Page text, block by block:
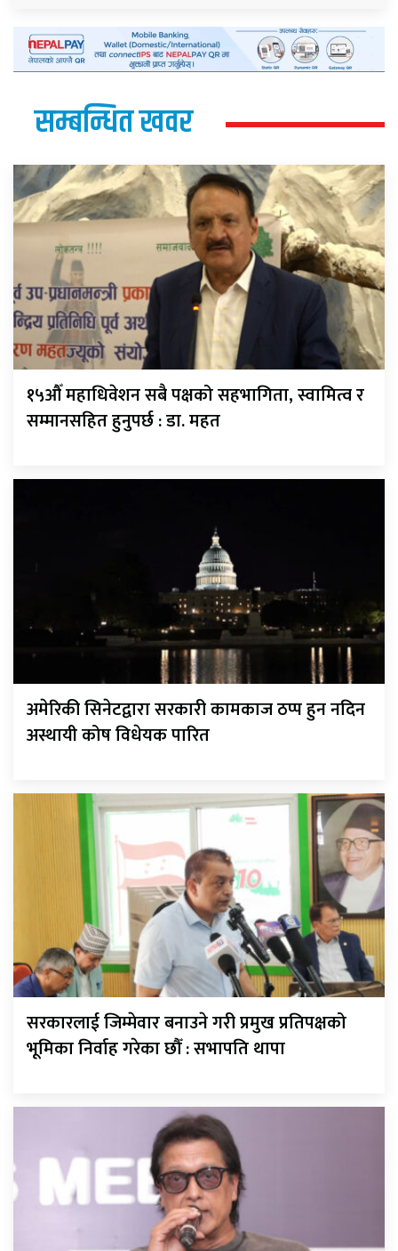
सम्बन्धित खवर
१५औँ महाधिवेशन सबै पक्षको सहभागिता, स्वामित्व र
सम्मानसहित हुनुपर्छ : डा. महत
अमेरिकी सिनेटद्वारा सरकारी कामकाज ठप्प हुन नदिन
अस्थायी कोष विधेयक पारित
सरकारलाई जिम्मेवार बनाउने गरी प्रमुख प्रतिपक्षको
भूमिका निर्वाह गरेका छौँ : सभापति थापा